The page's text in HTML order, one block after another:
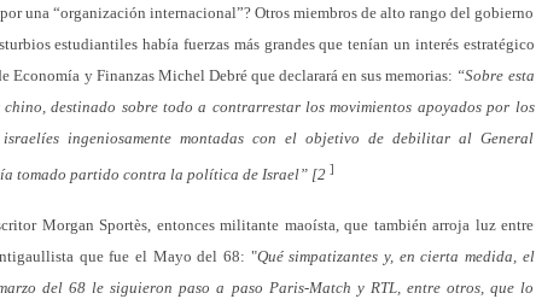
una “organización internacional”? Otros miembros de alto rango del gobierno
estudiantiles había fuerzas más grandes que tenían un interés estratégico
Economía y Finanzas Michel Debré que declarará en sus memorias: “Sobre esta
destinado sobre todo a contrarrestar los movimientos apoyados por los
ingeniosamente montadas con el objetivo de debilitar al General
tomado partido contra la política de Israel” [2 ]
Morgan Sportès, entonces militante maoísta, que también arroja luz entre
que fue el Mayo del 68: "Qué simpatizantes y, en cierta medida, el
del 68 le siguieron paso a paso Paris-Match y RTL, entre otros, que lo